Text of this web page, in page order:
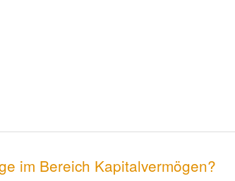
im Bereich Kapitalvermögen?